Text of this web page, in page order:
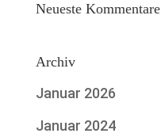
Neueste Kommentare
Archiv
Januar 2026
Januar 2024